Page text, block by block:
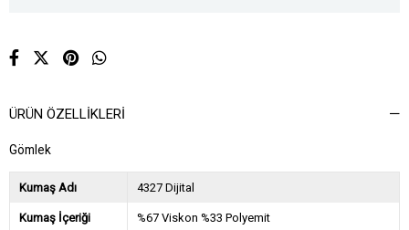
ÜRÜN ÖZELLIKLERI
Gömlek
Kumaş Adı 4327 Dijital
Kumaş İçeriği %67 Viskon %33 Polyemit